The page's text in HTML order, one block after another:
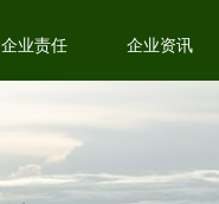
企业责任 企业资讯